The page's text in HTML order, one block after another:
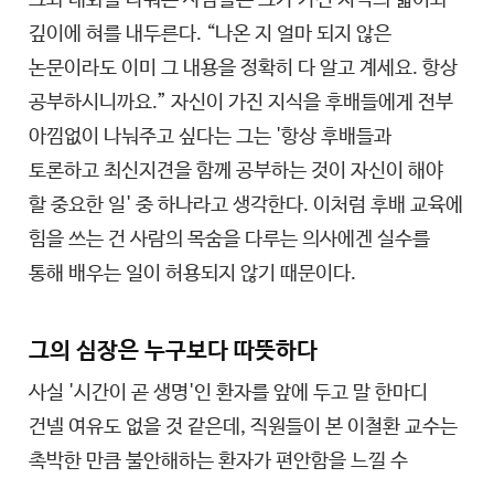
깊이에 혀를 내두른다. “나온 지 얼마 되지 않은
논문이라도 이미 그 내용을 정확히 다 알고 계세요. 항상
공부하시니까요.” 자신이 가진 지식을 후배들에게 전부
아낌없이 나눠주고 싶다는 그는 '항상 후배들과
토론하고 최신지견을 함께 공부하는 것이 자신이 해야
할 중요한 일' 중 하나라고 생각한다. 이처럼 후배 교육에
힘을 쓰는 건 사람의 목숨을 다루는 의사에겐 실수를
통해 배우는 일이 허용되지 않기 때문이다.
그의 심장은 누구보다 따뜻하다
사실 '시간이 곧 생명'인 환자를 앞에 두고 말 한마디
건넬 여유도 없을 것 같은데, 직원들이 본 이철환 교수는
촉박한 만큼 불안해하는 환자가 편안함을 느낄 수